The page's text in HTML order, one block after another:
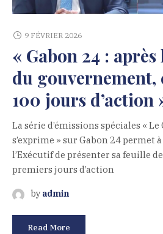
9 FÉVRIER 2026
« Gabon 24 :
du gouvernement,
100 jours d’action
La série d’émissions spéciales «
s’exprime » sur Gabon 24 permet
l’Exécutif de présenter sa feuille
premiers jours d’action
by admin
Read More